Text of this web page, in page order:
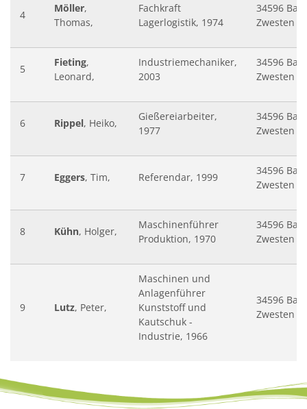
4
Möller,
Thomas,
Fachkraft
Lagerlogistik, 1974
34596 Bad
Zwesten
5
Fieting,
Leonard,
Industriemechaniker,
2003
34596 Bad
Zwesten
6 Rippel, Heiko,
Gießereiarbeiter,
1977
34596 Bad
Zwesten
7 Eggers, Tim, Referendar, 1999
34596 Bad
Zwesten
8 Kühn, Holger,
Maschinenführer
Produktion, 1970
34596 Bad
Zwesten
9 Lutz, Peter,
Maschinen und
Anlagenführer
Kunststoff und
Kautschuk -
Industrie, 1966
34596 Bad
Zwesten